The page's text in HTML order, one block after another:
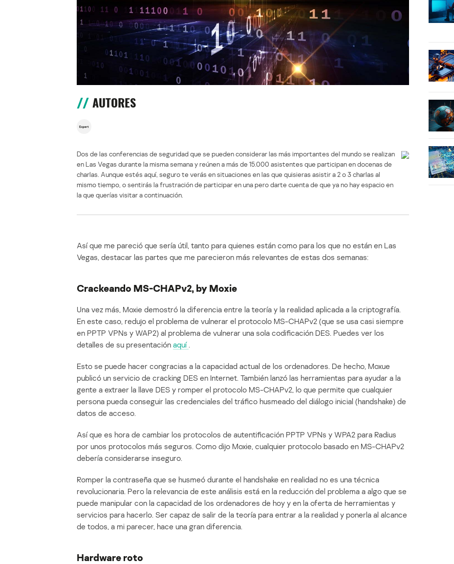
AUTORES
Dos de las conferencias de seguridad que se pueden considerar las más importantes del mundo se realizan
en Las Vegas durante la misma semana y reúnen a más de 15.000 asistentes que participan en docenas de
charlas. Aunque estés aquí, seguro te verás en situaciones en las que quisieras asistir a 2 o 3 charlas al
mismo tiempo, o sentirás la frustración de participar en una pero darte cuenta de que ya no hay espacio en
la que querías visitar a continuación.
Así que me pareció que sería útil, tanto para quienes están como para los que no están en Las
Vegas, destacar las partes que me parecieron más relevantes de estas dos semanas:
Crackeando MS-CHAPv2, by Moxie
Una vez más, Moxie demostró la diferencia entre la teoría y la realidad aplicada a la criptografía.
En este caso, redujo el problema de vulnerar el protocolo MS-CHAPv2 (que se usa casi siempre
en PPTP VPNs y WAP2) al problema de vulnerar una sola codificación DES. Puedes ver los
detalles de su presentación aquí.
Esto se puede hacer congracias a la capacidad actual de los ordenadores. De hecho, Moxue
publicó un servicio de cracking DES en Internet. También lanzó las herramientas para ayudar a la
gente a extraer la llave DES y romper el protocolo MS-CHAPv2, lo que permite que cualquier
persona pueda conseguir las credenciales del tráfico husmeado del diálogo inicial (handshake) de
datos de acceso.
Así que es hora de cambiar los protocolos de autentificación PPTP VPNs y WPA2 para Radius
por unos protocolos más seguros. Como dijo Moxie, cualquier protocolo basado en MS-CHAPv2
debería considerarse inseguro.
Romper la contraseña que se husmeó durante el handshake en realidad no es una técnica
revolucionaria. Pero la relevancia de este análisis está en la reducción del problema a algo que se
puede manipular con la capacidad de los ordenadores de hoy y en la oferta de herramientas y
servicios para hacerlo. Ser capaz de salir de la teoría para entrar a la realidad y ponerla al alcance
de todos, a mi parecer, hace una gran diferencia.
Hardware roto